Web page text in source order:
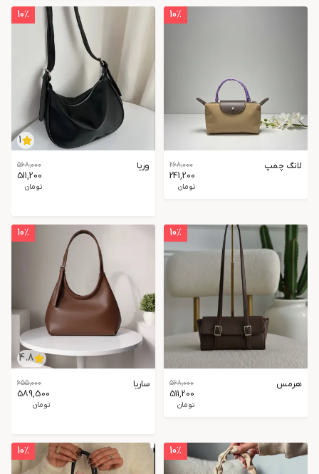
10٪
لانگ چمپ 268,000
241,200
تومان
10٪
1
وریا 568,000
511,200
تومان
10٪
هرمس 568,000
511,200
تومان
10٪
4.8
ساریا 655,000
589,500
تومان
10٪ 10٪